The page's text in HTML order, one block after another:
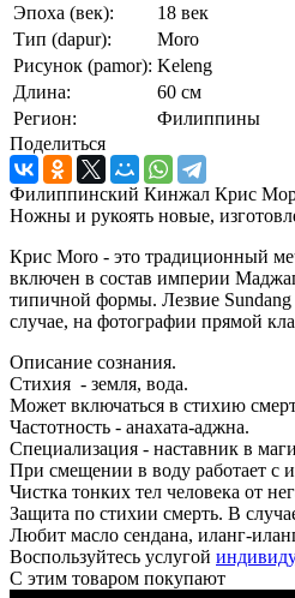
Эпоха (век):
18 век
Тип (dapur):
Moro
Рисунок (pamor): Keleng
Длина:
60 cм
Регион:
Филиппины
Поделиться
Филиппинский Кинжал Крис
Ножны и рукоять новые,
Крис Moro - это традиционный
включен в состав империи
типичной формы. Лезвие
случае, на фотографии прямой
Описание сознания.
Стихия - земля, вода.
Может включаться в стихию
Частотность - анахата-аджна.
Специализация - наставник в
При смещении в воду работает с
Чистка тонких тел человека от
Защита по стихии смерть. В
Любит масло сендана, иланг-
Воспользуйтесь услугой
С этим товаром покупают